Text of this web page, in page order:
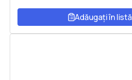
Adăugați în listă